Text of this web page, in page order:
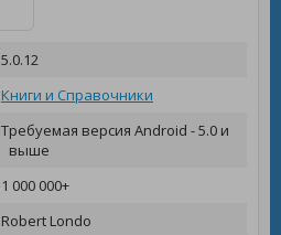
5.0.12
Книги и Справочники
Требуемая версия Android - 5.0 и
выше
1 000 000+
Robert Londo